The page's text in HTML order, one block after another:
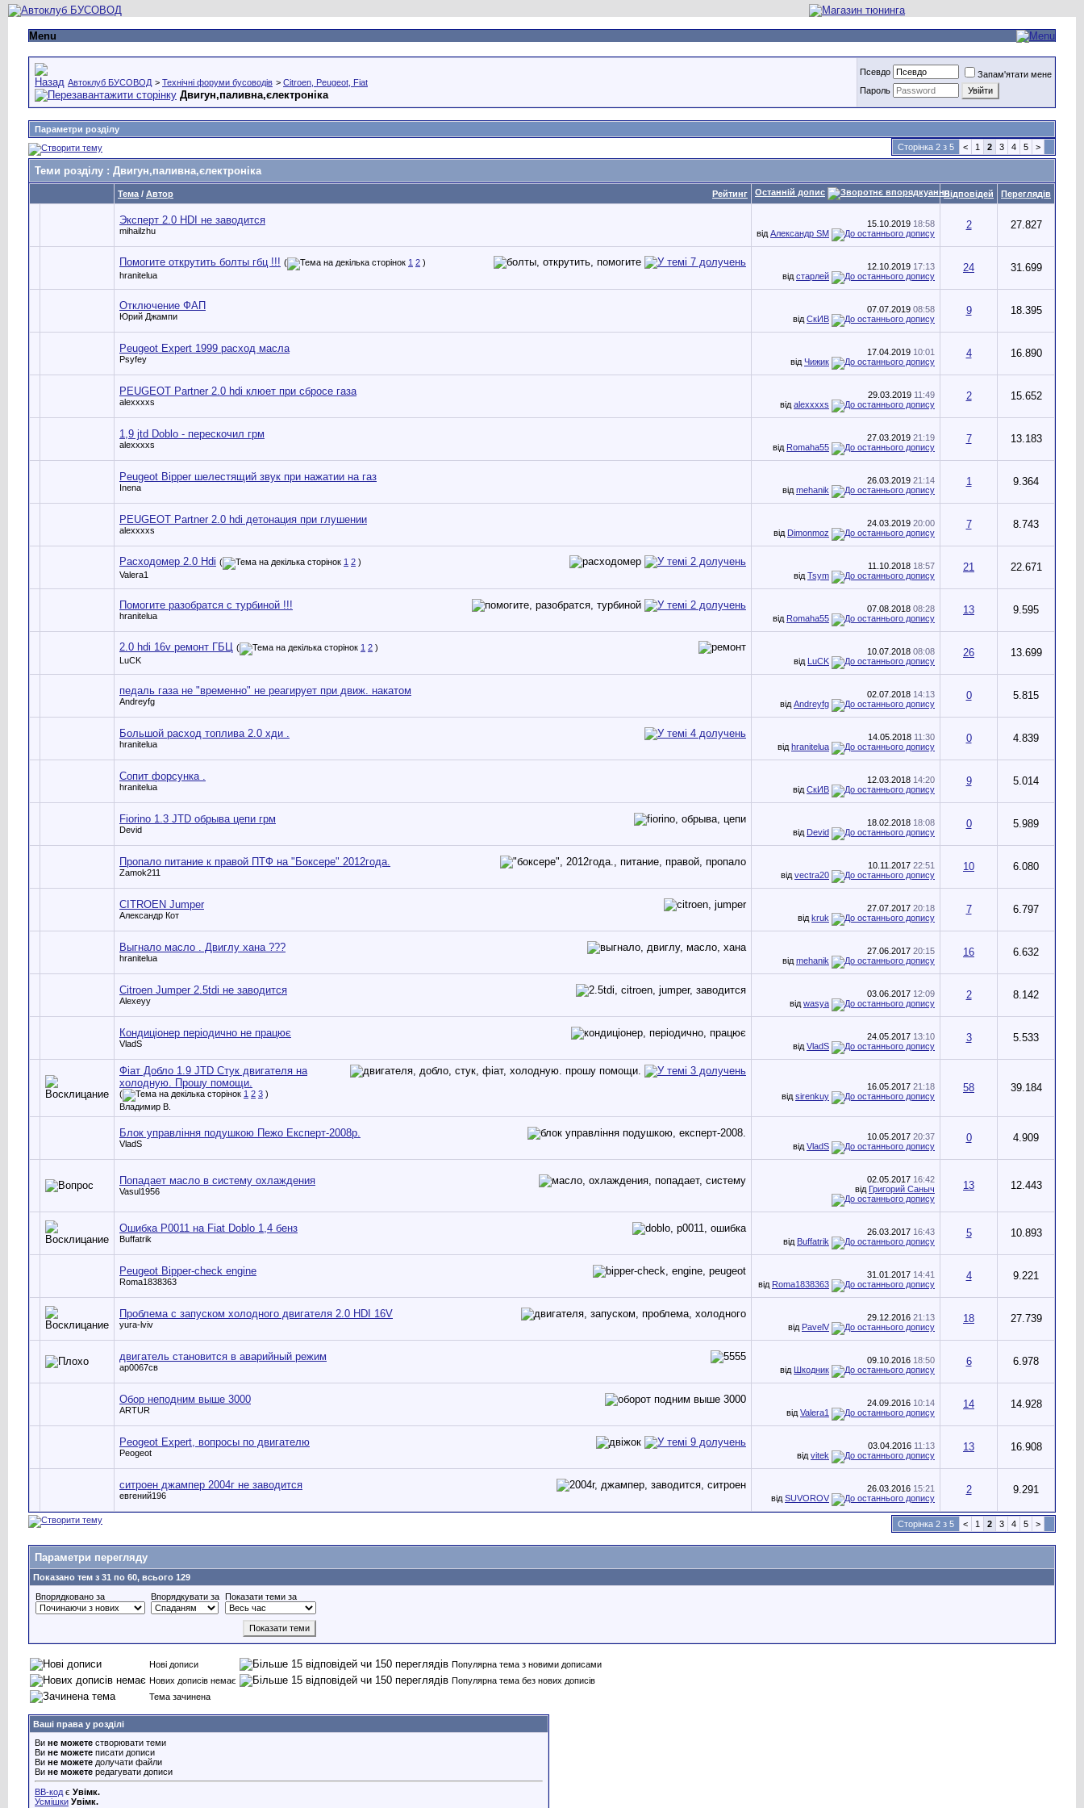
Menu
Автоклуб БУСОВОД > Технічні форуми бусоводів > Citroen, Peugeot, Fiat
Двигун,паливна,єлектроніка
Псевдо
Запам'ятати мене
Пароль
Параметри розділу
Сторінка 2 з 5
< 1 2 3 4 5 >
Теми розділу : Двигун,паливна,єлектроніка
Рейтинг
Тема / Автор Останній допис Відповідей Переглядів
Эксперт 2.0 HDI не заводится
mihailzhu
15.10.2019 18:58
від Александр SM
2 27.827
Помогите открутить болты гбц !!! ( 1 2 )
hranitelua
12.10.2019 17:13
від старлей
24 31.699
Отключение ФАП
Юрий Джампи
07.07.2019 08:58
від СкИВ
9 18.395
Peugeot Expert 1999 расход масла
Psyfey
17.04.2019 10:01
від Чижик
4 16.890
PEUGEOT Partner 2.0 hdi клюет при сбросе газа
alexxxxs
29.03.2019 11:49
від alexxxxs
2 15.652
1,9 jtd Doblo - перескочил грм
alexxxxs
27.03.2019 21:19
від Romaha55
7 13.183
Peugeot Bipper шелестящий звук при нажатии на газ
Inena
26.03.2019 21:14
від mehanik
1 9.364
PEUGEOT Partner 2.0 hdi детонация при глушении
alexxxxs
24.03.2019 20:00
від Dimonmoz
7 8.743
Расходомер 2.0 Hdi ( 1 2 )
Valera1
11.10.2018 18:57
від Tsym
21 22.671
Помогите разобратся с турбиной !!!
hranitelua
07.08.2018 08:28
від Romaha55
13 9.595
2.0 hdi 16v ремонт ГБЦ ( 1 2 )
LuCK
10.07.2018 08:08
від LuCK
26 13.699
педаль газа не "временно" не реагирует при движ. накатом
Andreyfg
02.07.2018 14:13
від Andreyfg
0 5.815
Большой расход топлива 2.0 хди .
hranitelua
14.05.2018 11:30
від hranitelua
0 4.839
Сопит форсунка .
hranitelua
12.03.2018 14:20
від СкИВ
9 5.014
Fiorino 1.3 JTD обрыва цепи грм
Devid
18.02.2018 18:08
від Devid
0 5.989
Пропало питание к правой ПТФ на "Боксере" 2012года.
Zamok211
10.11.2017 22:51
від vectra20
10 6.080
CITROEN Jumper
Александр Кот
27.07.2017 20:18
від kruk
7 6.797
Выгнало масло . Двиглу хана ???
hranitelua
27.06.2017 20:15
від mehanik
16 6.632
Citroen Jumper 2.5tdi не заводится
Alexeyy
03.06.2017 12:09
від wasya
2 8.142
Кондиціонер періодично не працює
VladS
24.05.2017 13:10
від VladS
3 5.533
Фіат Добло 1.9 JTD Стук двигателя на
холодную. Прошу помощи.
( 1 2 3 )
Владимир В.
16.05.2017 21:18
від sirenkuy
58 39.184
Блок управління подушкою Пежо Експерт-2008р.
VladS
10.05.2017 20:37
від VladS
0 4.909
Попадает масло в систему охлаждения
Vasul1956
02.05.2017 16:42
від Григорий Саныч 13 12.443
Ошибка P0011 на Fiat Doblo 1,4 бенз
Buffatrik
26.03.2017 16:43
від Buffatrik
5 10.893
Peugeot Bipper-check engine
Roma1838363
31.01.2017 14:41
від Roma1838363
4 9.221
Проблема с запуском холодного двигателя 2.0 HDI 16V
yura-lviv
29.12.2016 21:13
від PavelV
18 27.739
двигатель становится в аварийный режим
ар0067св
09.10.2016 18:50
від Шкодник
6 6.978
Oбор неподним выше 3000
ARTUR
24.09.2016 10:14
від Valera1
14 14.928
Peogeot Expert, вопросы по двигателю
Peogeot
03.04.2016 11:13
від vitek
13 16.908
ситроен джампер 2004г не заводится
евгений196
26.03.2016 15:21
від SUVOROV
2 9.291
Сторінка 2 з 5 < 1 2 3 4 5 >
Параметри перегляду
Показано тем з 31 по 60, всього 129
Впорядковано за
Впорядкувати за Показати теми за
Нові дописи
Популярна тема з новими дописами
Нових дописів немає
Популярна тема без нових дописів
Тема зачинена
Ваші права у розділі
Ви не можете створювати теми
Ви не можете писати дописи
Ви не можете долучати файли
Ви не можете редагувати дописи
BB-код є Увімк.
Усмішки Увімк.